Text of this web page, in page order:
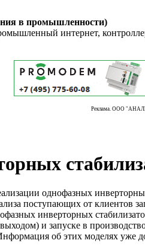
в промышленности)
интернет,
Реклама. ООО
однофазных
поступающих от клиентов
инверторных
и запуске в
об этих моделях уже